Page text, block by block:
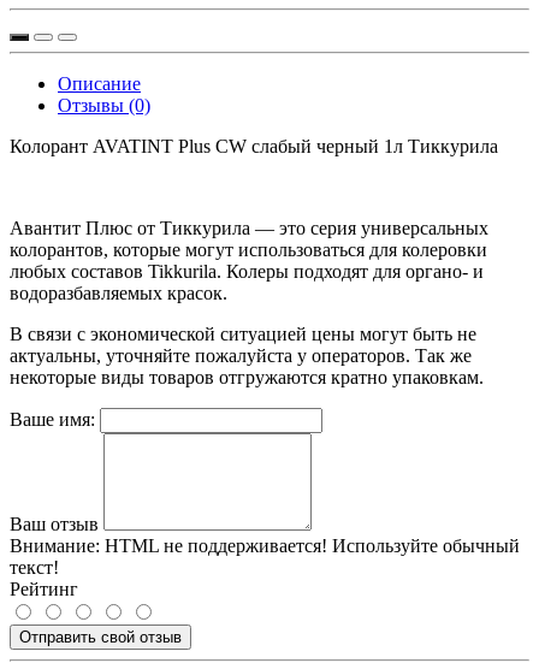
Описание
Отзывы (0)
Колорант AVATINT Plus CW слабый черный 1л Тиккурила
Авантит Плюс от Тиккурила — это серия универсальных
колорантов, которые могут использоваться для колеровки
любых составов Tikkurila. Колеры подходят для органо- и
водоразбавляемых красок.
В связи с экономической ситуацией цены могут быть не
актуальны, уточняйте пожалуйста у операторов. Так же
некоторые виды товаров отгружаются кратно упаковкам.
Ваше имя:
Ваш отзыв
Внимание: HTML не поддерживается! Используйте обычный
текст!
Рейтинг
Отправить свой отзыв